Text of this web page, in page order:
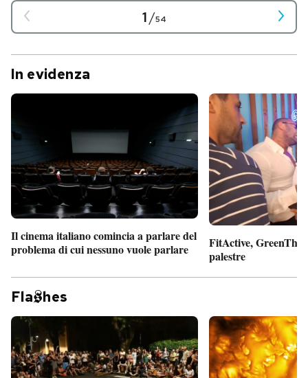
1/54
In evidenza
Il cinema italiano comincia a parlare del
problema di cui nessuno vuole parlare
FitActive,
palestre
Fla hes